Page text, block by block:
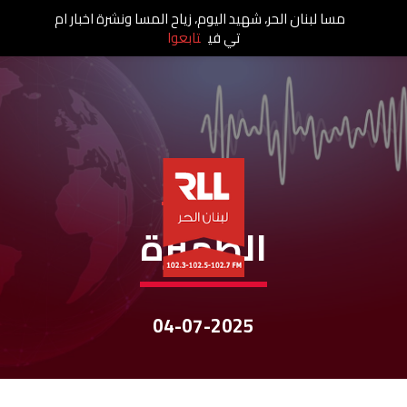
نشرات الأخبار
الظهيرة
04-07-2025
مسا لبنان الحر، شهيد اليوم، زياح المسا ونشرة اخبار ام
تي في تابعوا